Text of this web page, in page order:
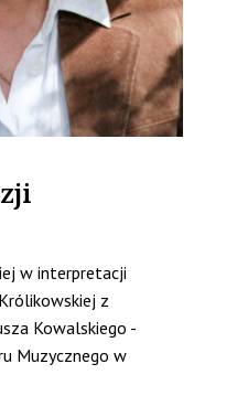
w interpretacji
z
Kowalskiego -
Muzycznego w